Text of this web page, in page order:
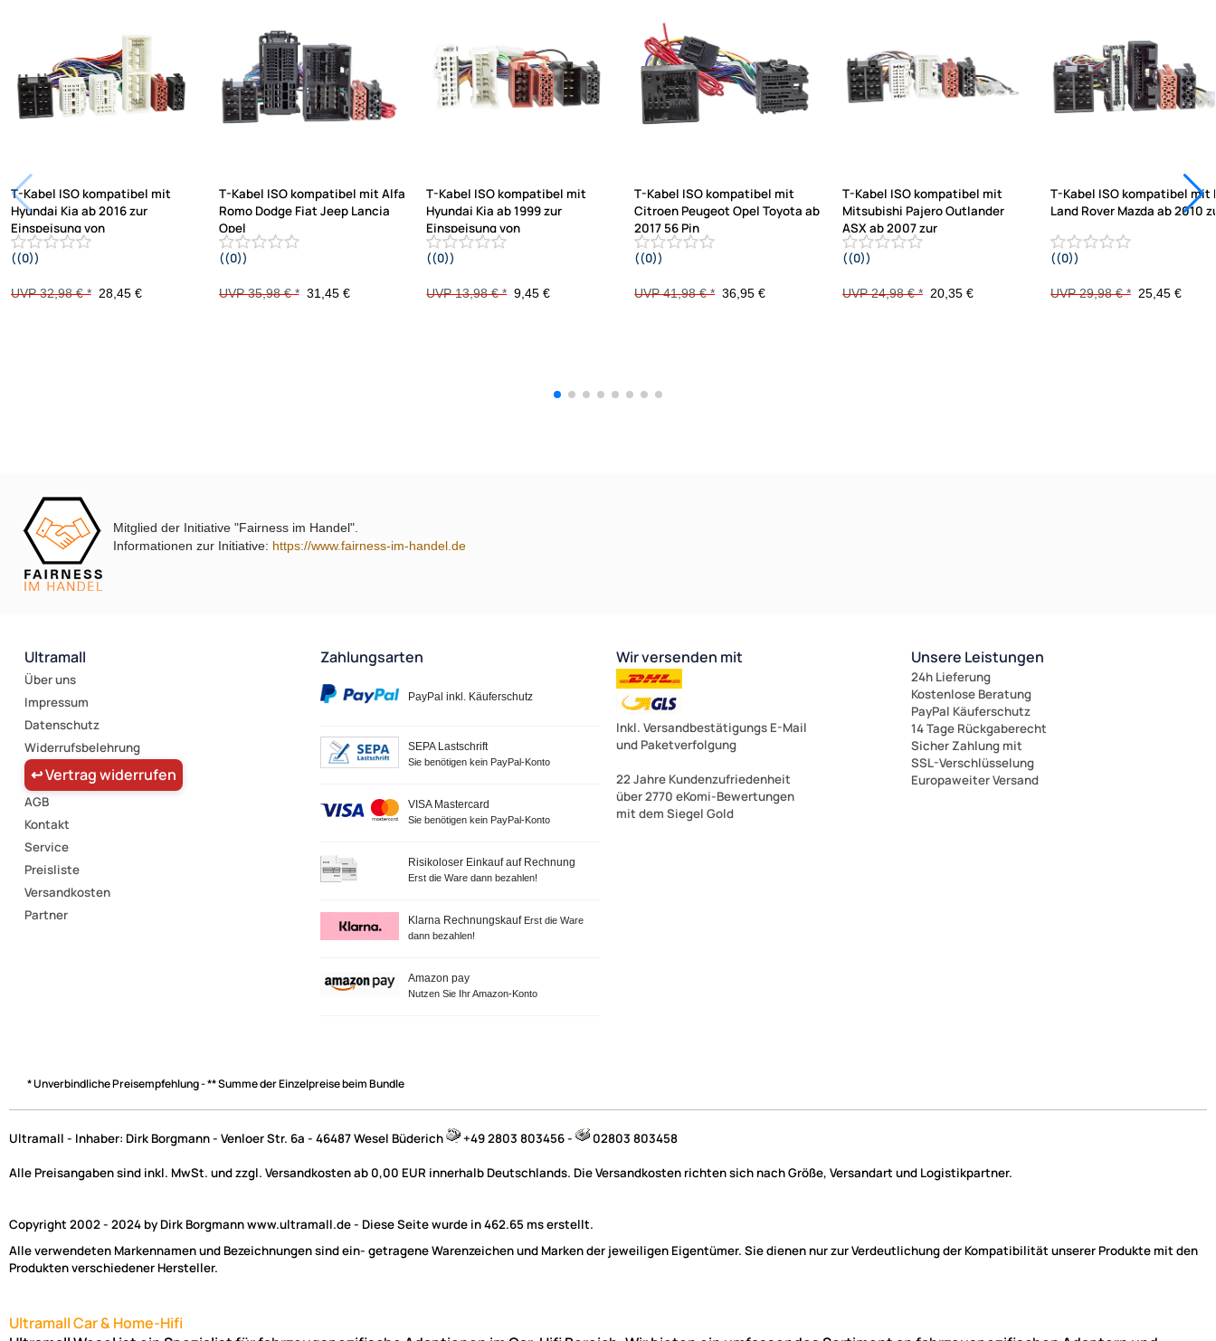
T-Kabel ISO kompatibel mit
Hyundai Kia ab 2016 zur
Einspeisung von
Freisprecheinrichtung ISO
Verstärker für THB Parrot Dabendorf
((0))
UVP 32,98 € *28,45 €
T-Kabel ISO kompatibel mit Alfa
Romo Dodge Fiat Jeep Lancia
Opel
Peugeot zur Einspeisung von
Freisprecheinrichtung ISO
((0))
UVP 35,98 € *31,45 €
T-Kabel ISO kompatibel mit
Hyundai Kia ab 1999 zur
Einspeisung von
Freisprecheinrichtung ISO
Verstärker für THB Parrot Dabendorf
((0))
UVP 13,98 € *9,45 €
T-Kabel ISO kompatibel mit
Citroen Peugeot Opel Toyota ab
2017 56 Pin
Version Einschleifen ISO Verstärker
Freisprech für Parrot THB Dabendorf
((0))
UVP 41,98 € *36,95 €
T-Kabel ISO kompatibel mit
Mitsubishi Pajero Outlander
ASX ab 2007 zur
Einspeisung von
Freisprecheinrichtung ISO
((0))
UVP 24,98 € *20,35 €
T-Kabel ISO kompatibel mit
Land Rover Mazda ab 2010
Einspeisung von
Freisprecheinrichtung ISO
((0))
UVP 29,98 € *25,45 €
Mitglied der Initiative "Fairness im Handel".
Informationen zur Initiative: https://www.fairness-im-handel.de
Ultramall
Über uns
Impressum
Datenschutz
Widerrufsbelehrung
↩ Vertrag widerrufen
AGB
Kontakt
Service
Preisliste
Versandkosten
Partner
Zahlungsarten
PayPal inkl. Käuferschutz
SEPA Lastschrift
Sie benötigen kein PayPal-Konto
VISA Mastercard
Sie benötigen kein PayPal-Konto
Risikoloser Einkauf auf Rechnung
Erst die Ware dann bezahlen!
Klarna Rechnungskauf Erst die Ware
dann bezahlen!
Amazon pay
Nutzen Sie Ihr Amazon-Konto
Wir versenden mit
Inkl. Versandbestätigungs E-Mail
und Paketverfolgung
22 Jahre Kundenzufriedenheit
über 2770 eKomi-Bewertungen
mit dem Siegel Gold
Unsere Leistungen
24h Lieferung
Kostenlose Beratung
PayPal Käuferschutz
14 Tage Rückgaberecht
Sicher Zahlung mit
SSL-Verschlüsselung
Europaweiter Versand
* Unverbindliche Preisempfehlung - ** Summe der Einzelpreise beim Bundle
Ultramall - Inhaber: Dirk Borgmann - Venloer Str. 6a - 46487 Wesel Büderich +49 2803 803456 - 02803 803458
Alle Preisangaben sind inkl. MwSt. und zzgl. Versandkosten ab 0,00 EUR innerhalb Deutschlands. Die Versandkosten richten sich nach Größe, Versandart und Logistikpartner.
Copyright 2002 - 2024 by Dirk Borgmann www.ultramall.de - Diese Seite wurde in 462.65 ms erstellt.
Alle verwendeten Markennamen und Bezeichnungen sind ein- getragene Warenzeichen und Marken der jeweiligen Eigentümer. Sie dienen nur zur Verdeutlichung der Kompatibilität unserer Produkte mit den
Produkten verschiedener Hersteller.
Ultramall Car & Home-Hifi